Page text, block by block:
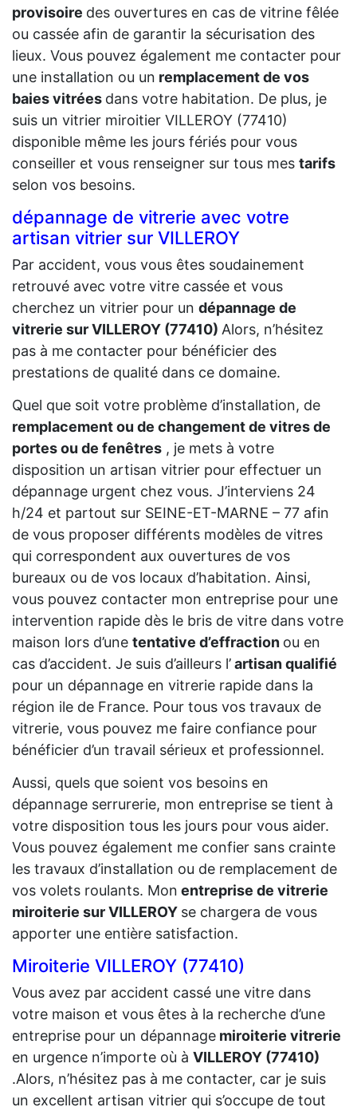
provisoire des ouvertures en cas de vitrine fêlée
ou cassée afin de garantir la sécurisation des
lieux. Vous pouvez également me contacter pour
une installation ou un remplacement de vos
baies vitrées dans votre habitation. De plus, je
suis un vitrier miroitier VILLEROY (77410)
disponible même les jours fériés pour vous
conseiller et vous renseigner sur tous mes tarifs
selon vos besoins.
dépannage de vitrerie avec votre
artisan vitrier sur VILLEROY
Par accident, vous vous êtes soudainement
retrouvé avec votre vitre cassée et vous
cherchez un vitrier pour un dépannage de
vitrerie sur VILLEROY (77410) Alors, n’hésitez
pas à me contacter pour bénéficier des
prestations de qualité dans ce domaine.
Quel que soit votre problème d’installation, de
remplacement ou de changement de vitres de
portes ou de fenêtres , je mets à votre
disposition un artisan vitrier pour effectuer un
dépannage urgent chez vous. J’interviens 24
h/24 et partout sur SEINE-ET-MARNE – 77 afin
de vous proposer différents modèles de vitres
qui correspondent aux ouvertures de vos
bureaux ou de vos locaux d’habitation. Ainsi,
vous pouvez contacter mon entreprise pour une
intervention rapide dès le bris de vitre dans votre
maison lors d’une tentative d’effraction ou en
cas d’accident. Je suis d’ailleurs l’artisan qualifié
pour un dépannage en vitrerie rapide dans la
région ile de France. Pour tous vos travaux de
vitrerie, vous pouvez me faire confiance pour
bénéficier d’un travail sérieux et professionnel.
Aussi, quels que soient vos besoins en
dépannage serrurerie, mon entreprise se tient à
votre disposition tous les jours pour vous aider.
Vous pouvez également me confier sans crainte
les travaux d’installation ou de remplacement de
vos volets roulants. Mon entreprise de vitrerie
miroiterie sur VILLEROY se chargera de vous
apporter une entière satisfaction.
Miroiterie VILLEROY (77410)
Vous avez par accident cassé une vitre dans
votre maison et vous êtes à la recherche d’une
entreprise pour un dépannage miroiterie vitrerie
en urgence n’importe où à VILLEROY (77410)
.Alors, n’hésitez pas à me contacter, car je suis
un excellent artisan vitrier qui s’occupe de tout